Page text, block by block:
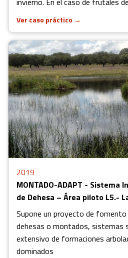
Ver caso práctico →
2019
MONTADO-ADAPT - Sistema
de Dehesa – Área piloto L5.-
Supone un proyecto de fomento
dehesas o montados, sistemas
extensivo de formaciones
dominados